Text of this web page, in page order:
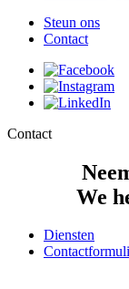
CTA
Steun ons
Contact
Social
media
Contact
We
Diensten